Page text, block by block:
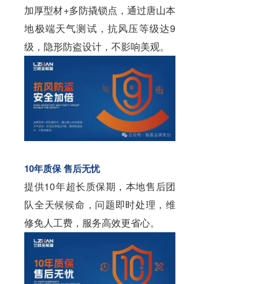
加厚型材+多防撬锁点，通过唐山本
地极端天气测试，抗风压等级达9
级，隐形防盗设计，不影响美观。
10年质保 售后无忧
提供10年超长质保期，本地售后团
队全天候候命，问题即时处理，维
修免人工费，服务高效更省心。